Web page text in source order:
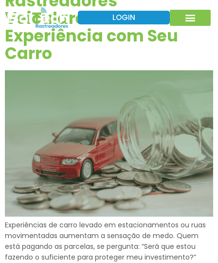
LOGIN
Veiculares: Melhore a
Experiência com Seu
Carro
Experiências de carro levado em estacionamentos ou ruas
movimentadas aumentam a sensação de medo. Quem
está pagando as parcelas, se pergunta: “Será que estou
fazendo o suficiente para proteger meu investimento?”